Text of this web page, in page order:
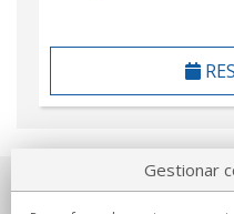
Gestionar